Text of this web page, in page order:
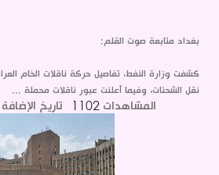
بغداد متابعة صوت القلم:
كشفت وزارة النفط، تفاصيل حركة ناقلات الخام
نقل الشحنات، وفيما أعلنت عبور ناقلات محملة ...
المشاهدات 1102 تاريخ الإضافة